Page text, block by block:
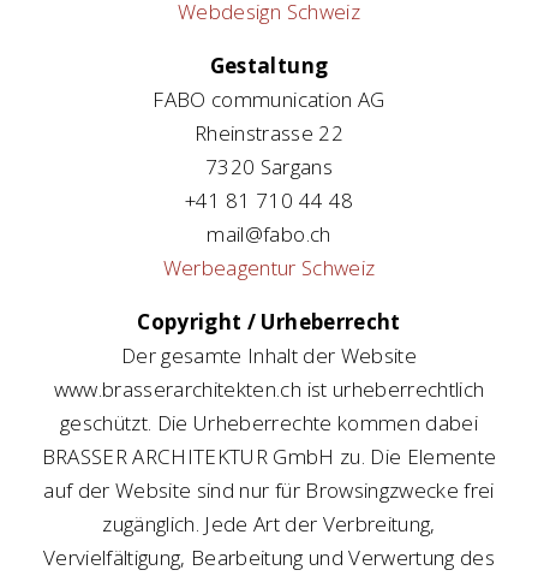
Webdesign Schweiz
Gestaltung
FABO communication AG
Rheinstrasse 22
7320 Sargans
+41 81 710 44 48
mail@fabo.ch
Werbeagentur Schweiz
Copyright / Urheberrecht
Der gesamte Inhalt der Website
www.brasserarchitekten.ch ist urheberrechtlich
geschützt. Die Urheberrechte kommen dabei
BRASSER ARCHITEKTUR GmbH zu. Die Elemente
auf der Website sind nur für Browsingzwecke frei
zugänglich. Jede Art der Verbreitung,
Vervielfältigung, Bearbeitung und Verwertung des